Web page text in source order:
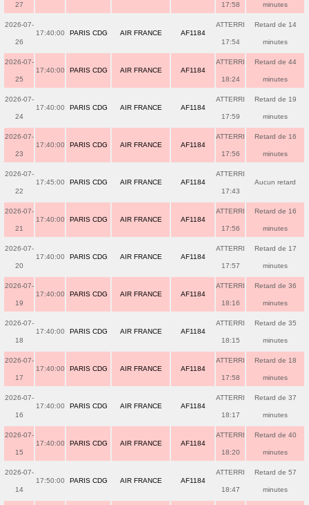
27 17:58 minutes
2026-07-
26
17:40:00 PARIS CDG AIR FRANCE AF1184
ATTERRI
17:54
Retard de 14
minutes
2026-07-
25
17:40:00 PARIS CDG AIR FRANCE AF1184
ATTERRI
18:24
Retard de 44
minutes
2026-07-
24
17:40:00 PARIS CDG AIR FRANCE AF1184
ATTERRI
17:59
Retard de 19
minutes
2026-07-
23
17:40:00 PARIS CDG AIR FRANCE AF1184
ATTERRI
17:56
Retard de 16
minutes
2026-07-
22
17:45:00 PARIS CDG AIR FRANCE AF1184
ATTERRI
17:43
Aucun retard
2026-07-
21
17:40:00 PARIS CDG AIR FRANCE AF1184
ATTERRI
17:56
Retard de 16
minutes
2026-07-
20
17:40:00 PARIS CDG AIR FRANCE AF1184
ATTERRI
17:57
Retard de 17
minutes
2026-07-
19
17:40:00 PARIS CDG AIR FRANCE AF1184
ATTERRI
18:16
Retard de 36
minutes
2026-07-
18
17:40:00 PARIS CDG AIR FRANCE AF1184
ATTERRI
18:15
Retard de 35
minutes
2026-07-
17
17:40:00 PARIS CDG AIR FRANCE AF1184
ATTERRI
17:58
Retard de 18
minutes
2026-07-
16
17:40:00 PARIS CDG AIR FRANCE AF1184
ATTERRI
18:17
Retard de 37
minutes
2026-07-
15
17:40:00 PARIS CDG AIR FRANCE AF1184
ATTERRI
18:20
Retard de 40
minutes
2026-07-
14
17:50:00 PARIS CDG AIR FRANCE AF1184
ATTERRI
18:47
Retard de 57
minutes